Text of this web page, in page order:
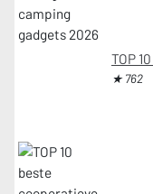
TOP
★ 762